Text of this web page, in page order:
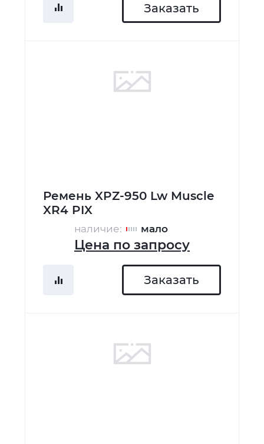
Заказать
Ремень XPZ-950 Lw Muscle
XR4 PIX
наличие: мало
Цена по запросу
Заказать